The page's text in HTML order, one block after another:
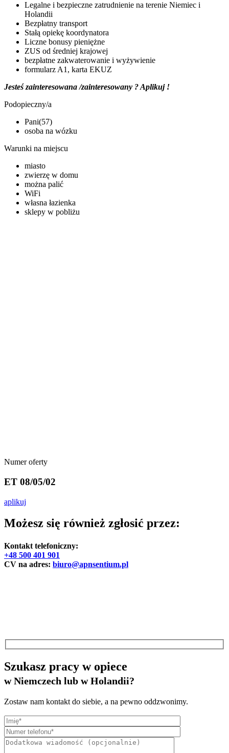
Legalne i bezpieczne zatrudnienie na terenie Niemiec i
Holandii
Bezpłatny transport
Stałą opiekę koordynatora
Liczne bonusy pieniężne
ZUS od średniej krajowej
bezpłatne zakwaterowanie i wyżywienie
formularz A1, karta EKUZ
Jesteś zainteresowana /zainteresowany ? Aplikuj !
Podopieczny/a
Pani(57)
osoba na wózku
Warunki na miejscu
miasto
zwierzę w domu
można palić
WiFi
własna łazienka
sklepy w pobliżu
Numer oferty
ET 08/05/02
aplikuj
Możesz się również zgłosić przez:
Kontakt telefoniczny:
+48 500 401 901
CV na adres: biuro@apnsentium.pl
Szukasz pracy w opiece
w Niemczech lub w Holandii?
Zostaw nam kontakt do siebie, a na pewno oddzwonimy.